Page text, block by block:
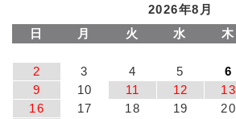
2026年8月
日
月 火 水 木
2
3 4 5 6
9
10 11 12 13
16
17 18 19 20